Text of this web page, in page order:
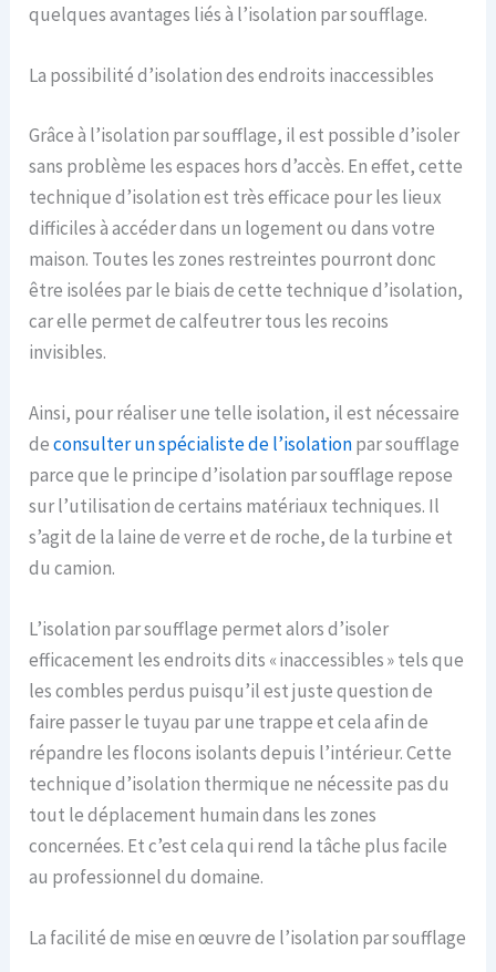
quelques avantages liés à l’isolation par soufflage.
La possibilité d’isolation des endroits inaccessibles
Grâce à l’isolation par soufflage, il est possible d’isoler
sans problème les espaces hors d’accès. En effet, cette
technique d’isolation est très efficace pour les lieux
difficiles à accéder dans un logement ou dans votre
maison. Toutes les zones restreintes pourront donc
être isolées par le biais de cette technique d’isolation,
car elle permet de calfeutrer tous les recoins
invisibles.
Ainsi, pour réaliser une telle isolation, il est nécessaire
deconsulter un spécialiste de l’isolationpar soufflage
parce que le principe d’isolation par soufflage repose
sur l’utilisation de certains matériaux techniques. Il
s’agit de la laine de verre et de roche, de la turbine et
du camion.
L’isolation par soufflage permet alors d’isoler
efficacement les endroits dits « inaccessibles » tels que
les combles perdus puisqu’il est juste question de
faire passer le tuyau par une trappe et cela afin de
répandre les flocons isolants depuis l’intérieur. Cette
technique d’isolation thermique ne nécessite pas du
tout le déplacement humain dans les zones
concernées. Et c’est cela qui rend la tâche plus facile
au professionnel du domaine.
La facilité de mise en œuvre de l’isolation par soufflage